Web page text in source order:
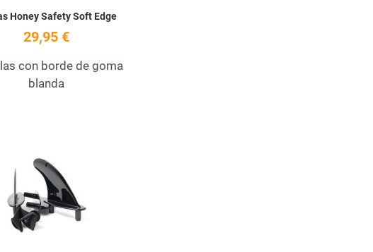
Honey Safety Soft Edge
29,95 €
con borde de goma
blanda